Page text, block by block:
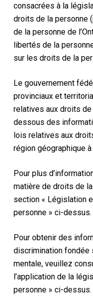
consacrées à la
droits de la personne
de la personne de
libertés de la
sur les droits de la
Le gouvernement
provinciaux et
relatives aux droits
dessous des
lois relatives aux
région géographique
Pour plus
matière de droits de
section « Législation
personne » ci-dessus.
Pour obtenir des
discrimination fondée
mentale, veuillez
l’application de la
personne » ci-dessus.